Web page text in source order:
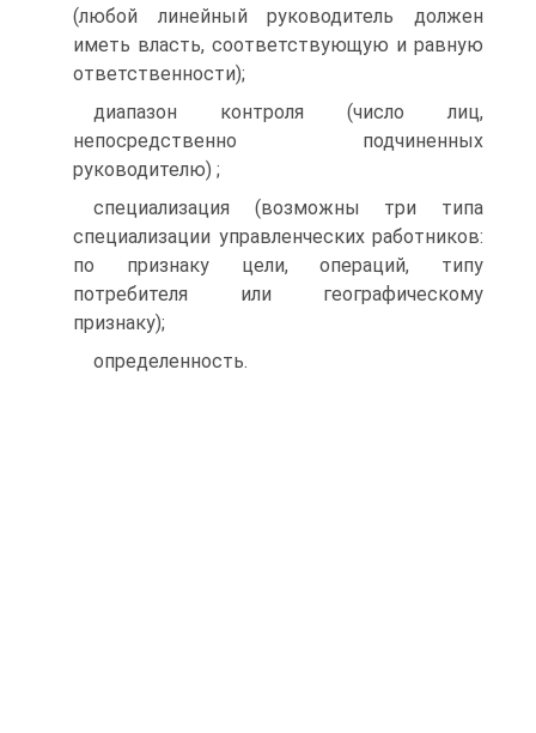
(любой линейный руководитель должен
иметь власть, соответствующую и равную
ответственности);
диапазон контроля (число лиц,
непосредственно подчиненных
руководителю) ;
специализация (возможны три типа
специализации управленческих работников:
по признаку цели, операций, типу
потребителя или географическому
признаку);
определенность.